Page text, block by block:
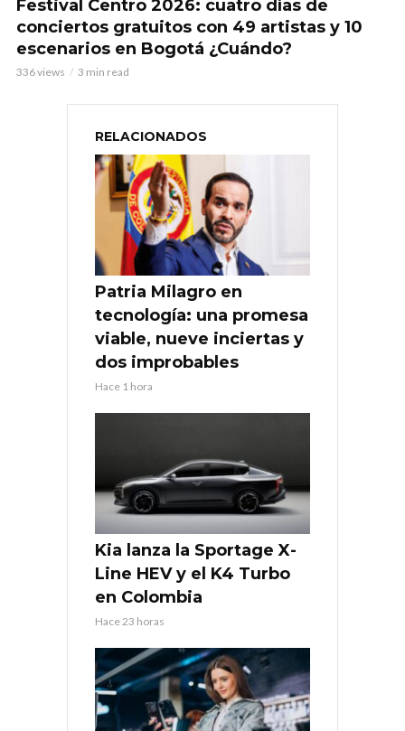
Festival Centro 2026: cuatro días de
conciertos gratuitos con 49 artistas y 10
escenarios en Bogotá ¿Cuándo?
336 views 3 min read
RELACIONADOS
Patria Milagro en
tecnología: una promesa
viable, nueve inciertas y
dos improbables
Hace 1 hora
Kia lanza la Sportage X-
Line HEV y el K4 Turbo
en Colombia
Hace 23 horas